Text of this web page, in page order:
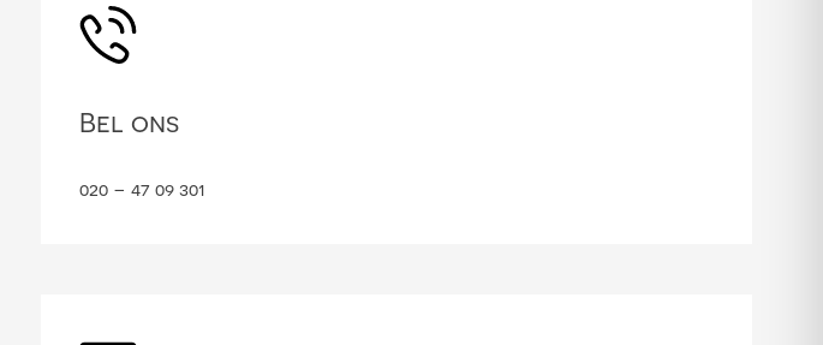
Bel ons
020 – 47 09 301